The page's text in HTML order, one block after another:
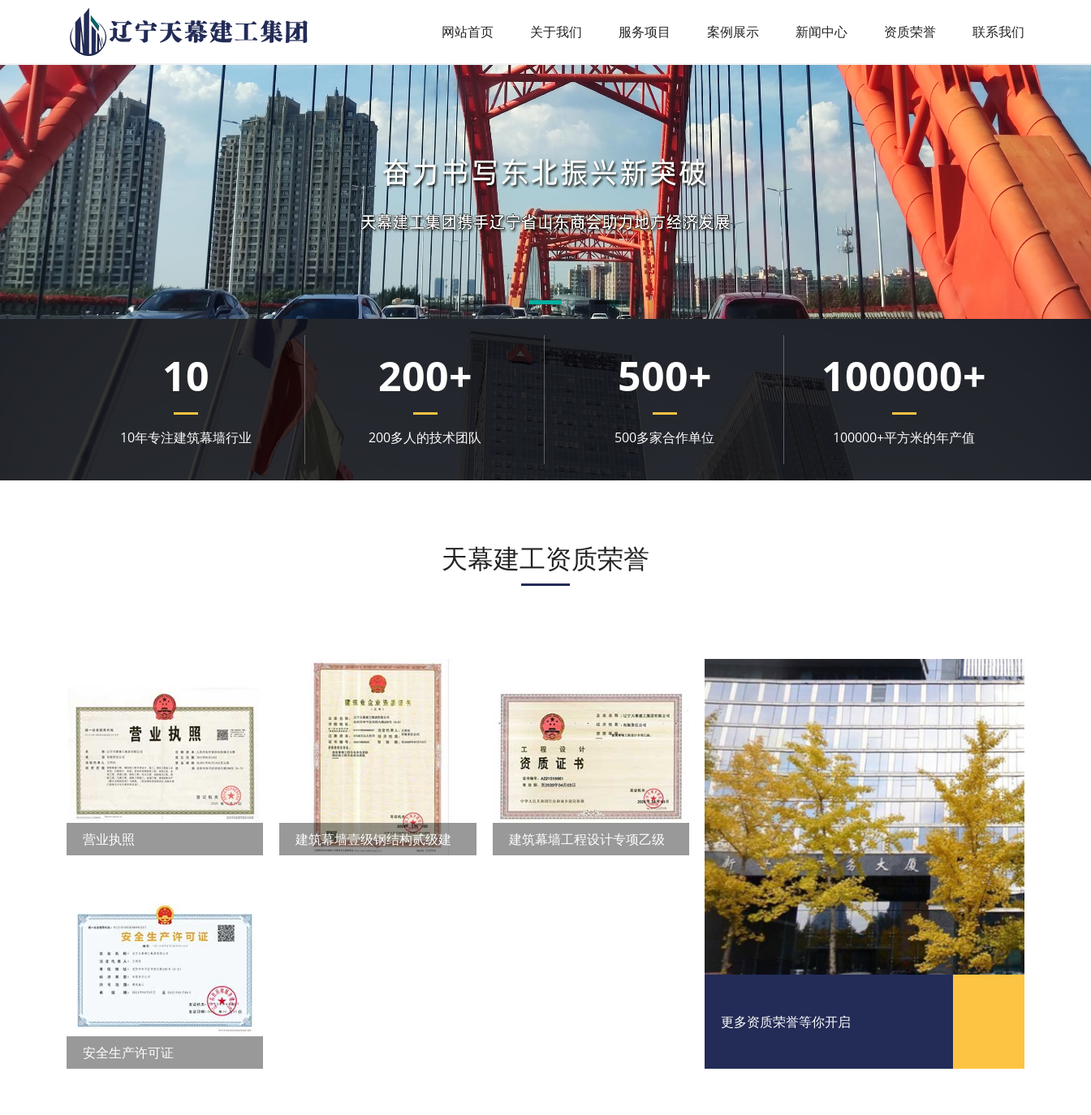
网站首页 关于我们 服务项目 案例展示 新闻中心 资质荣誉 联系我们
10
10年专注建筑幕墙行业
200+
200多人的技术团队
500+
500多家合作单位
100000+
100000+平方米的年产值
天幕建工资质荣誉
营业执照
建筑幕墙壹级钢结构贰级建
建筑幕墙工程设计专项乙级
安全生产许可证
更多资质荣誉等你开启